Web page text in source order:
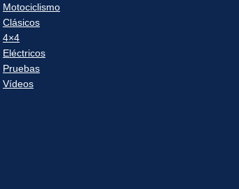
Motociclismo
Clásicos
4×4
Eléctricos
Pruebas
Vídeos